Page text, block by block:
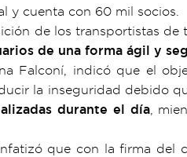
y cuenta con 60 mil socios.
de los transportistas
de una forma ágil y
Falconí, indicó que el
la inseguridad debido
durante el día,
que con la firma del